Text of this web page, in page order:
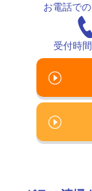
お電話で
受付時